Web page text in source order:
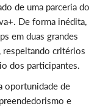
de uma parceria do
De forma inédita,
em duas grandes
critérios
dos participantes.
oportunidade de
e